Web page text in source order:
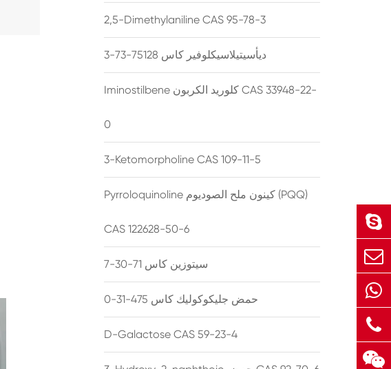
2,5-Dimethylaniline CAS 95-78-3
ديأسيتيلاسيكلوفير كاس 75128-73-3
Iminostilbene كلوريد الكربون CAS 33948-22-
0
3-Ketomorpholine CAS 109-11-5
Pyrroloquinoline كينون ملح الصوديوم (PQQ)
CAS 122628-50-6
سيتوزين كاس 71-30-7
حمض جليكوكوليك كاس 475-31-0
D-Galactose CAS 59-23-4